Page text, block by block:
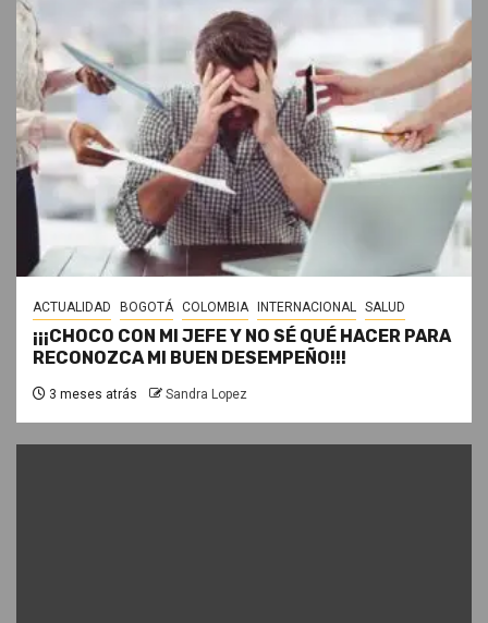
ACTUALIDAD BOGOTÁ COLOMBIA INTERNACIONAL SALUD
¡¡¡CHOCO CON MI JEFE Y NO SÉ QUÉ HACER PARA
RECONOZCA MI BUEN DESEMPEÑO!!!
3 meses atrás Sandra Lopez